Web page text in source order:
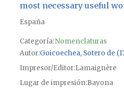
most necessary useful
España
Categoría:Nomenclaturas
Autor Goicoechea, Sotero de
Impresor/Editor Lamaignère
Lugar de impresiónBayona